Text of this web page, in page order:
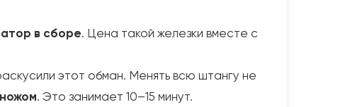
в сборе. Цена такой железки вместе с
этот обман. Менять всю штангу не
. Это занимает 10–15 минут.